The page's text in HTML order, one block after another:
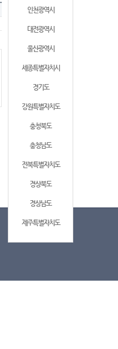
인천광역시
대전광역시
울산광역시
세종특별자치시
경기도
강원특별자치도
충청북도
충청남도
전북특별자치도
경상북도
경상남도
제주특별자치도